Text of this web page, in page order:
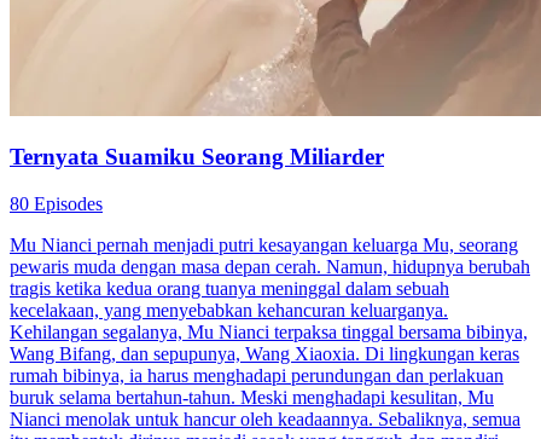
Ternyata Suamiku Seorang Miliarder
80 Episodes
Mu Nianci pernah menjadi putri kesayangan keluarga Mu, seorang
pewaris muda dengan masa depan cerah. Namun, hidupnya berubah
tragis ketika kedua orang tuanya meninggal dalam sebuah
kecelakaan, yang menyebabkan kehancuran keluarganya.
Kehilangan segalanya, Mu Nianci terpaksa tinggal bersama bibinya,
Wang Bifang, dan sepupunya, Wang Xiaoxia. Di lingkungan keras
rumah bibinya, ia harus menghadapi perundungan dan perlakuan
buruk selama bertahun-tahun. Meski menghadapi kesulitan, Mu
Nianci menolak untuk hancur oleh keadaannya. Sebaliknya, semua